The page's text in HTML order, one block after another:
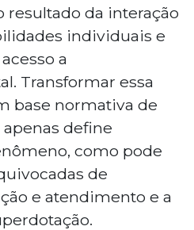
resultado da interação
individuais e
a
Transformar essa
base normativa de
define
como pode
de
e atendimento e a